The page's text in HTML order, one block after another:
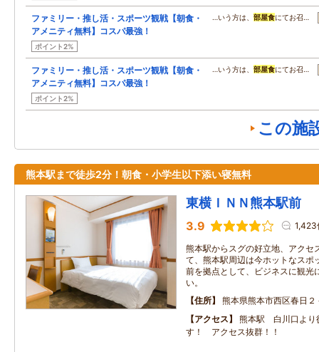
ファミリー・推し活・スポーツ観戦【朝食・
アメニティ無料】コスパ最強！
ポイント2%
…いう方は、 部屋食にてお召…
ファミリー・推し活・スポーツ観戦【朝食・
アメニティ無料】コスパ最強！
ポイント2%
…いう方は、 部屋食にてお召…
この施
熊本駅まで徒歩2分！朝食・小学生以下添い寝無料
東横ＩＮＮ熊本駅前
3.9 1,423
熊本駅からスグの好立地、アクセ
て、熊本駅周辺は今ホットなスポ
前を拠点として、ビジネスに観光
い。
住所
熊本県熊本市西区春日
アクセス
熊本駅 白川口より
す！ アクセス抜群！！